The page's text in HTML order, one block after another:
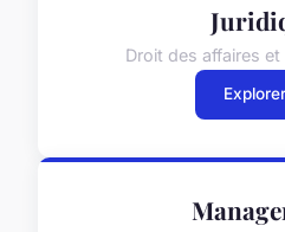
Droit des affaires